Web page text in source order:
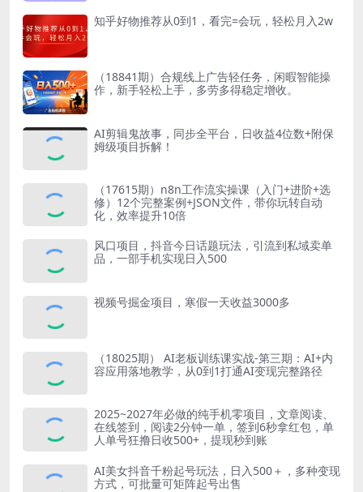
知乎好物推荐从0到1，看完=会玩，轻松月入2w
（18841期）合规线上广告轻任务，闲暇智能操
作，新手轻松上手，多劳多得稳定增收。
AI剪辑鬼故事，同步全平台，日收益4位数+附保
姆级项目拆解！
（17615期）n8n工作流实操课（入门+进阶+选
修）12个完整案例+JSON文件，带你玩转自动
化，效率提升10倍
风口项目，抖音今日话题玩法，引流到私域卖单
品，一部手机实现日入500
视频号掘金项目，寒假一天收益3000多
（18025期） AI老板训练课实战-第三期：AI+内
容应用落地教学，从0到1打通AI变现完整路径
2025~2027年必做的纯手机零项目，文章阅读、
在线签到，阅读2分钟一单，签到6秒拿红包，单
人单号狂撸日收500+，提现秒到账
AI美女抖音千粉起号玩法，日入500＋，多种变现
方式，可批量可矩阵起号出售